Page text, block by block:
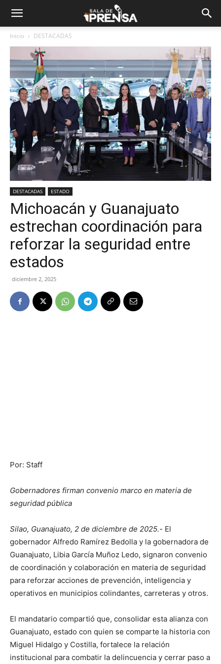
Inicio DESTACADAS
DESTACADAS ESTADO
Michoacán y Guanajuato
estrechan coordinación para
reforzar la seguridad entre
estados
diciembre 2, 2025
Por: Staff
Gobernadores firman convenio marco en materia de
seguridad pública
Silao, Guanajuato, 2 de diciembre de 2025.- El
gobernador Alfredo Ramírez Bedolla y la gobernadora de
Guanajuato, Libia García Muñoz Ledo, signaron convenio
de coordinación y colaboración en materia de seguridad
para reforzar acciones de prevención, inteligencia y
operativos en municipios colindantes, carreteras y otros.
El mandatario compartió que, consolidar esta alianza con
Guanajuato, estado con quien se comparte la historia con
Miguel Hidalgo y Costilla, fortalece la relación
institucional para combatir la delincuencia y cerrar paso a